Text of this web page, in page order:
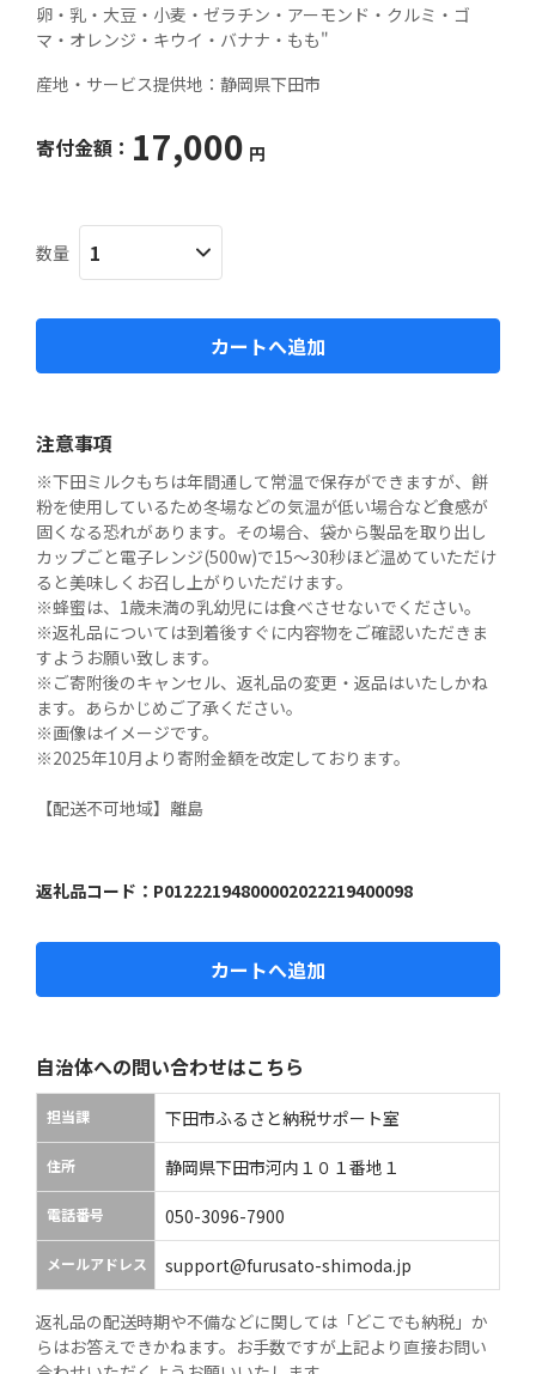
卵・乳・大豆・小麦・ゼラチン・アーモンド・クルミ・ゴ
産地・サービス提供地： 静岡県下田市
寄付金額： 17,000 円
数量
カートへ追加
注意事項
※下田ミルクもちは年間通して常温で保存ができますが、餅
粉を使用しているため冬場などの気温が低い場合など食感が
固くなる恐れがあります。その場合、袋から製品を取り出し
カップごと電子レンジ(500w)で15～30秒ほど温めていただけ
ると美味しくお召し上がりいただけます。
※蜂蜜は、1歳未満の乳幼児には食べさせないでください。
※返礼品については到着後すぐに内容物をご確認いただきま
すようお願い致します。
※ご寄附後のキャンセル、返礼品の変更・返品はいたしかね
ます。あらかじめご了承ください。
※画像はイメージです。
※2025年10月より寄附金額を改定しております。
【配送不可地域】離島
返礼品コード： P01222194800002022219400098
カートへ追加
自治体への問い合わせはこちら
担当課 下田市ふるさと納税サポート室
住所 静岡県下田市河内１０１番地１
電話番号 050-3096-7900
メールアドレス support@furusato-shimoda.jp
返礼品の配送時期や不備などに関しては「どこでも納税」か
らはお答えできかねます。お手数ですが上記より直接お問い